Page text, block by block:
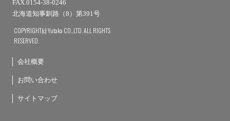
FAX.0154-38-0246
北海道知事釧路（8）第391号
COPYRIGHT(c) Yutaka CO.,LTD. ALL RIGHTS
RESERVED.
会社概要
お問い合わせ
サイトマップ